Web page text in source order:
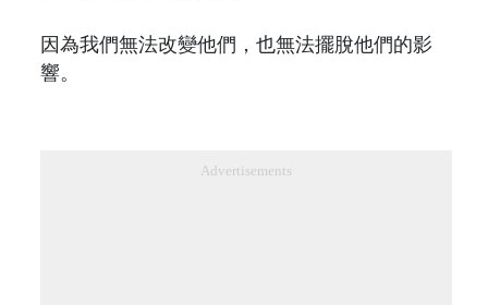
因為我們無法改變他們，也無法擺脫他們的影
響。
Advertisements